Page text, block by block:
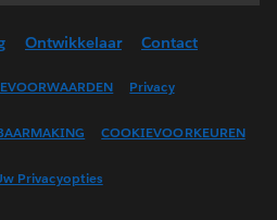
(UK)
(Canada)
(France)
Ontwikkelaar Contact
Privacy
COOKIEVOORKEUREN
Privacyopties